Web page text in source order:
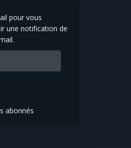
pour vous
une notification de
abonnés